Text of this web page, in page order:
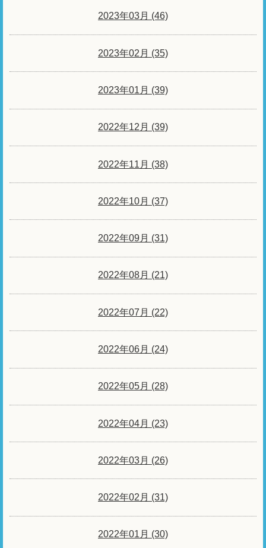
2023年03月 (46)
2023年02月 (35)
2023年01月 (39)
2022年12月 (39)
2022年11月 (38)
2022年10月 (37)
2022年09月 (31)
2022年08月 (21)
2022年07月 (22)
2022年06月 (24)
2022年05月 (28)
2022年04月 (23)
2022年03月 (26)
2022年02月 (31)
2022年01月 (30)